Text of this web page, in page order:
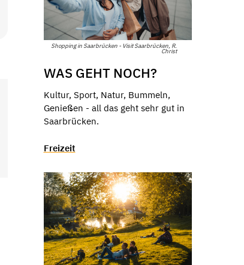
Shopping in Saarbrücken - Visit Saarbrücken, R.
Christ
WAS GEHT NOCH?
Kultur, Sport, Natur, Bummeln,
Genießen - all das geht sehr gut in
Saarbrücken.
Freizeit